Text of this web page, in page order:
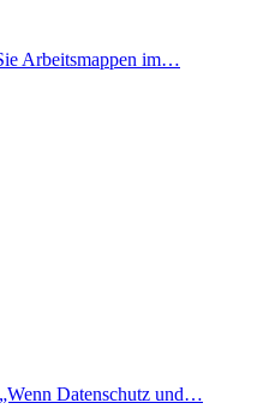
Arbeitsmappen im…
Datenschutz und…